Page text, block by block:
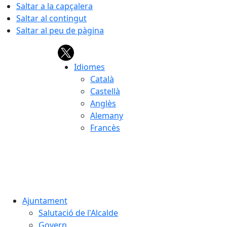
Saltar a la capçalera
Saltar al contingut
Saltar al peu de pàgina
Idiomes
Català
Castellà
Anglès
Alemany
Francès
Ajuntament
Salutació de l'Alcalde